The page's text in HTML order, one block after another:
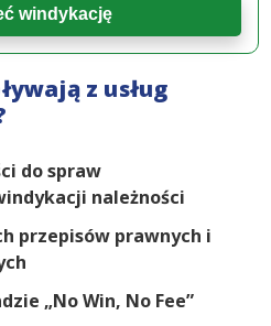
windykację
z usług
do spraw
należności
przepisów prawnych i
„No Win, No Fee”